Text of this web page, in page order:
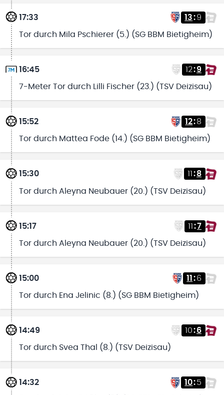
17:33 13:9
Tor durch Mila Pschierer (5.) (SG BBM Bietigheim)
16:45 12:9
7-Meter Tor durch Lilli Fischer (23.) (TSV Deizisau)
15:52 12:8
Tor durch Mattea Fode (14.) (SG BBM Bietigheim)
15:30 11 :8
Tor durch Aleyna Neubauer (20.) (TSV Deizisau)
15:17 11:7
Tor durch Aleyna Neubauer (20.) (TSV Deizisau)
15:00 11 :6
Tor durch Ena Jelinic (8.) (SG BBM Bietigheim)
14:49 10:6
Tor durch Svea Thal (8.) (TSV Deizisau)
14:32 10:5